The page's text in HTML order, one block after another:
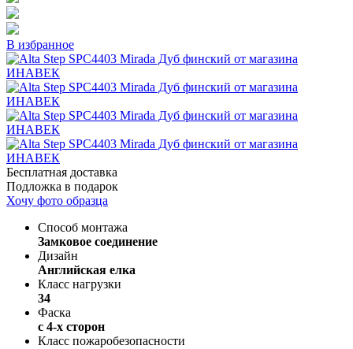
В избранное
Бесплатная доставка
Подложка в подарок
Хочу фото образца
Способ монтажа
Замковое соединение
Дизайн
Английская елка
Класс нагрузки
34
Фаска
с 4-х сторон
Класс пожаробезопасности